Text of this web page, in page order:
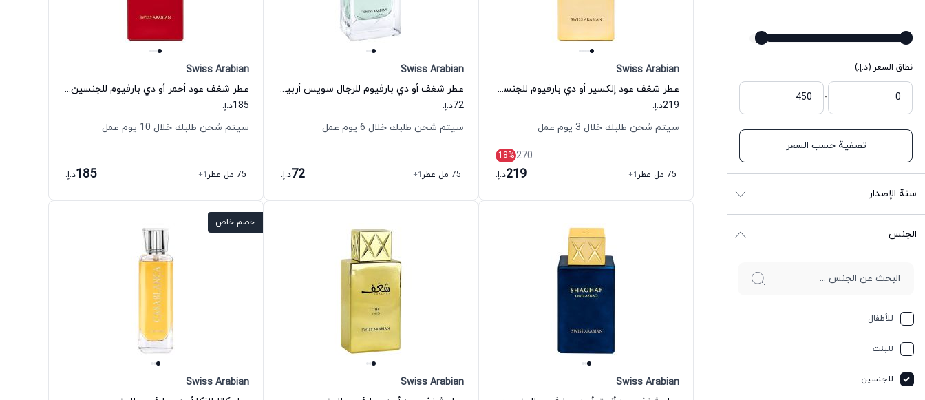
نطاق السعر (د.إ.)
-
تصفية حسب السعر
سنة الإصدار
الجنس
للأطفال
للبنت
للجنسين
Swiss Arabian
عطر شغف عود إلكسير أو دي بارفيوم للجنسين سويس أربيان
219د.إ.
سيتم شحن طلبك خلال 3 يوم عمل
270
18%
75 مل عطر
+1
219د.إ.
Swiss Arabian
عطر شغف أو دي بارفيوم للرجال سويس أربيان
72د.إ.
سيتم شحن طلبك خلال 6 يوم عمل
75 مل عطر +1
72د.إ.
Swiss Arabian
عطر شغف عود أحمر أو دي بارفيوم للجنسين سويس أربيان
185د.إ.
سيتم شحن طلبك خلال 10 يوم عمل
75 مل عطر +1
185د.إ.
Swiss Arabian
Swiss Arabian
خصم خاص
Swiss Arabian